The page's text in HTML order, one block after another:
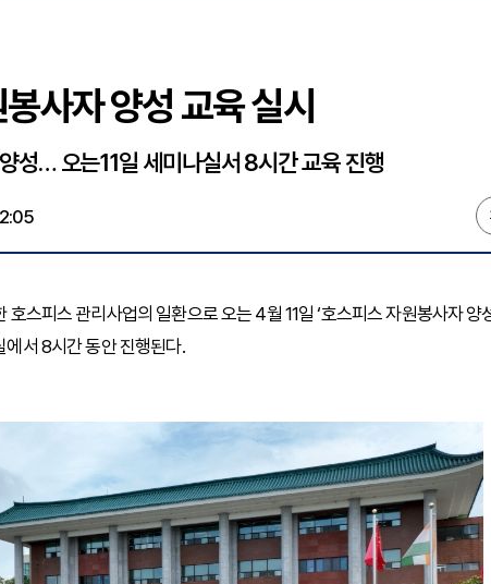
사자 양성 교육 실시
성… 오는11일 세미나실서 8시간 교육 진행
스피스 관리사업의 일환으로 오는 4월 11일 ‘호스피스 자원봉사자 양
서 8시간 동안 진행된다.